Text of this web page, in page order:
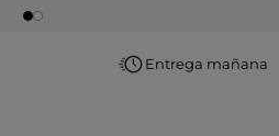
Entrega mañana